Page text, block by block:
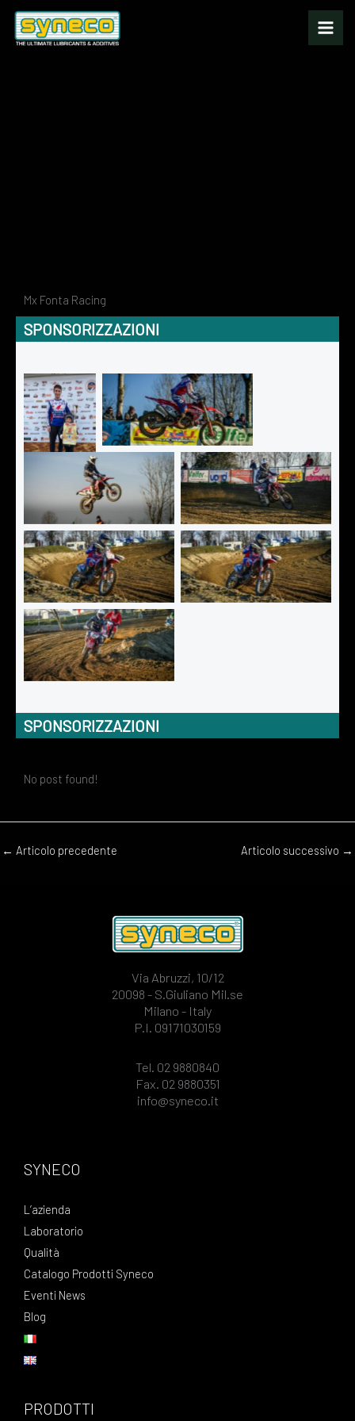
Mx Fonta Racing
SPONSORIZZAZIONI
SPONSORIZZAZIONI
No post found!
← Articolo precedente Articolo successivo →
Via Abruzzi, 10/12
20098 - S.Giuliano Mil.se
Milano - Italy
P.I. 09171030159
Tel. 02 9880840
Fax. 02 9880351
info@syneco.it
SYNECO
L’azienda
Laboratorio
Qualità
Catalogo Prodotti Syneco
Eventi News
Blog
PRODOTTI